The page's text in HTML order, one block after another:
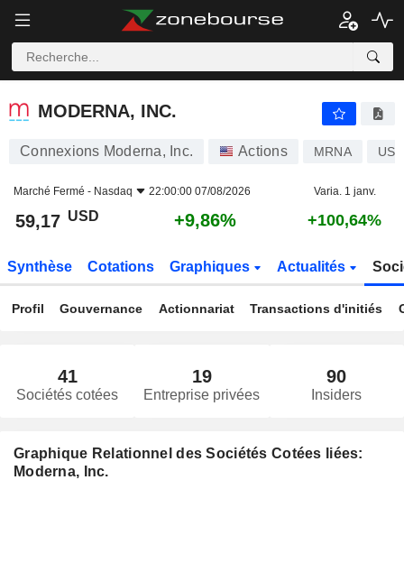
MODERNA, INC.
MODERNA, INC.
Connexions Moderna, Inc. Actions MRNA
Marché Fermé - Nasdaq 22:00:00 07/08/2026 Varia. 1 janv.
59,17 USD +9,86% +100,64%
Synthèse Cotations Graphiques Actualités
Profil Gouvernance Actionnariat Transactions d'initiés
41
Sociétés cotées
19
Entreprise privées
90
Insiders
Graphique Relationnel des Sociétés Cotées liées:
Moderna, Inc.